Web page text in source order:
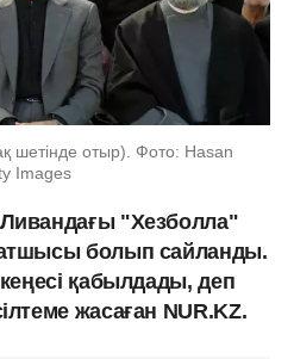
отыр). Фото: Hasan
Images
"Хезболла"
болып сайланды.
қабылдады, деп
жасаған NUR.KZ.